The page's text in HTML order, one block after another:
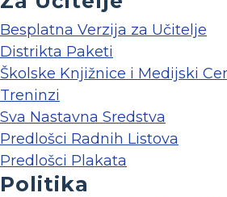
Besplatna Verzija za Učitelje
Distrikta Paketi
Školske Knjižnice i Medijski
Treninzi
Sva Nastavna Sredstva
Predlošci Radnih Listova
Predlošci Plakata
Politika